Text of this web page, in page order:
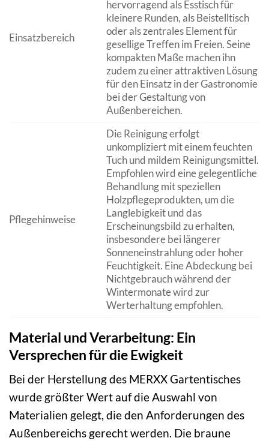
Einsatzbereich
hervorragend als Esstisch für
kleinere Runden, als Beistelltisch
oder als zentrales Element für
gesellige Treffen im Freien. Seine
kompakten Maße machen ihn
zudem zu einer attraktiven Lösung
für den Einsatz in der Gastronomie
bei der Gestaltung von
Außenbereichen.
Pflegehinweise
Die Reinigung erfolgt
unkompliziert mit einem feuchten
Tuch und mildem Reinigungsmittel.
Empfohlen wird eine gelegentliche
Behandlung mit speziellen
Holzpflegeprodukten, um die
Langlebigkeit und das
Erscheinungsbild zu erhalten,
insbesondere bei längerer
Sonneneinstrahlung oder hoher
Feuchtigkeit. Eine Abdeckung bei
Nichtgebrauch während der
Wintermonate wird zur
Werterhaltung empfohlen.
Material und Verarbeitung: Ein
Versprechen für die Ewigkeit
Bei der Herstellung des MERXX Gartentisches
wurde größter Wert auf die Auswahl von
Materialien gelegt, die den Anforderungen des
Außenbereichs gerecht werden. Die braune